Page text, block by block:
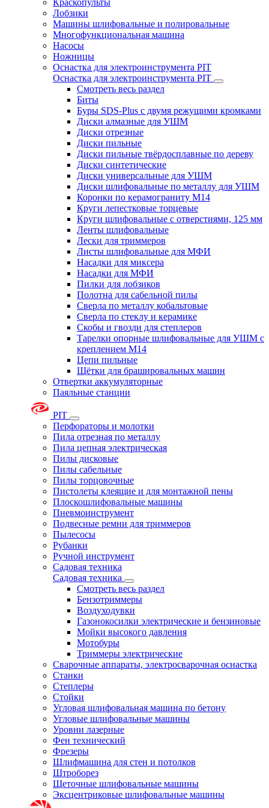
Краскопульты
Лобзики
Машины шлифовальные и полировальные
Многофункциональная машина
Насосы
Ножницы
Оснастка для электроинструмента PIT
Оснастка для электроинструмента PIT
Смотреть весь раздел
Биты
Буры SDS-Plus c двумя режущими кромками
Диски алмазные для УШМ
Диски отрезные
Диски пильные
Диски пильные твёрдосплавные по дереву
Диски синтетические
Диски универсальные для УШМ
Диски шлифовальные по металлу для УШМ
Коронки по керамограниту M14
Круги лепестковые торцевые
Круги шлифовальные с отверстиями, 125 мм
Ленты шлифовальные
Лески для триммеров
Листы шлифовальные для МФИ
Насадки для миксера
Насадки для МФИ
Пилки для лобзиков
Полотна для сабельной пилы
Сверла по металлу кобальтовые
Сверла по стеклу и керамике
Скобы и гвозди для степлеров
Тарелки опорные шлифовальные для УШМ с
креплением М14
Цепи пильные
Щётки для брашировальных машин
Отвертки аккумуляторные
Паяльные станции
PIT
Перфораторы и молотки
Пила отрезная по металлу
Пила цепная электрическая
Пилы дисковые
Пилы сабельные
Пилы торцовочные
Пистолеты клеящие и для монтажной пены
Плоскошлифовальные машины
Пневмоинструмент
Подвесные ремни для триммеров
Пылесосы
Рубанки
Ручной инструмент
Садовая техника
Садовая техника
Смотреть весь раздел
Бензотриммеры
Воздуходувки
Газонокосилки электрические и бензиновые
Мойки высокого давления
Мотобуры
Триммеры электрические
Сварочные аппараты, электросварочная оснастка
Станки
Степлеры
Стойки
Угловая шлифовальная машина по бетону
Угловые шлифовальные машины
Уровни лазерные
Фен технический
Фрезеры
Шлифмашина для стен и потолков
Штроборез
Щеточные шлифовальные машины
Эксцентриковые шлифовальные машины